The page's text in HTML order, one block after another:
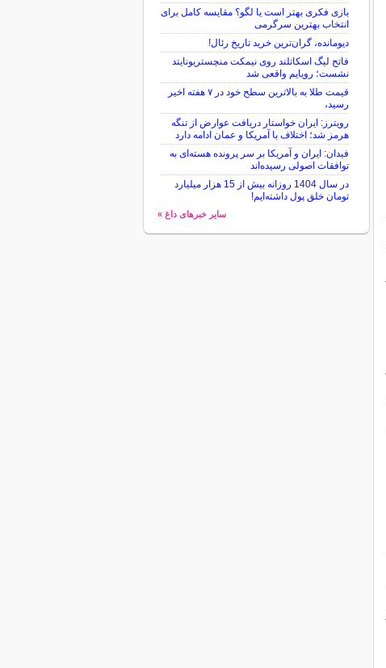
بازی فکری بهتر است یا لگو؟ مقایسه کامل برای
انتخاب بهترین سرگرمی
دیومانده، گران‌ترین خرید تاریخ رئال!
فاتح لیگ اسکاتلند روی نیمکت منچستریونایتد
نشست؛ رویایم واقعی شد
قیمت طلا به بالاترین سطح خود در ۷ هفته اخیر
رسید،
رویترز: ایران خواستار دریافت عوارض از تنگه
هرمز شد؛ اختلاف با آمریکا و عمان ادامه دارد
فیدان: ایران و آمریکا بر سر پرونده هسته‌ای به
توافقات اصولی رسیده‌اند
در سال 1404 روزانه بیش از 15 هزار میلیارد
تومان خلق پول داشته‌ایم!
سایر خبرهای داغ »